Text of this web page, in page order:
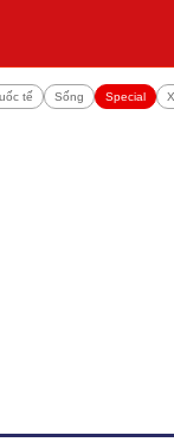
tế Sống Special